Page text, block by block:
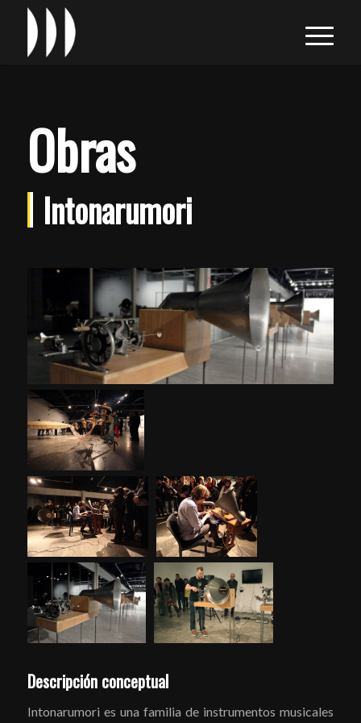
Obras
Intonarumori
Descripción conceptual
Intonarumori es una familia de instrumentos musicales